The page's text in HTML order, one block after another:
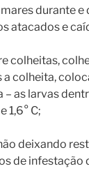
durante
atacados e
colheitas,
colheita,
as larvas
1,6° C;
deixando
de infestação